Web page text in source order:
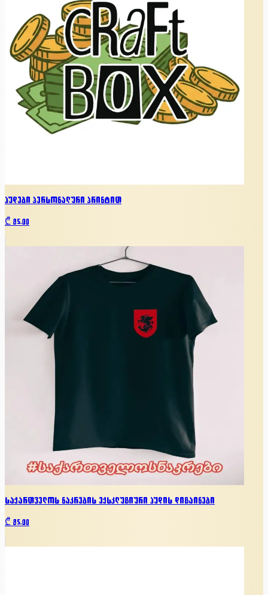
ჰუდები პერსონალური პრინტით
₾ 85.00
საქართველოს ნაკრების ექსკლუზიური ჰუდის დიზაინები
₾ 85.00